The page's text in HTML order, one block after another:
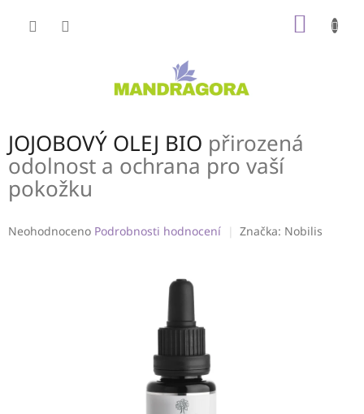
JOJOBOVÝ OLEJ BIO přirozená
odolnost a ochrana pro vaší
pokožku
Průměrné
Neohodnoceno Podrobnosti hodnocení Značka: Nobilis